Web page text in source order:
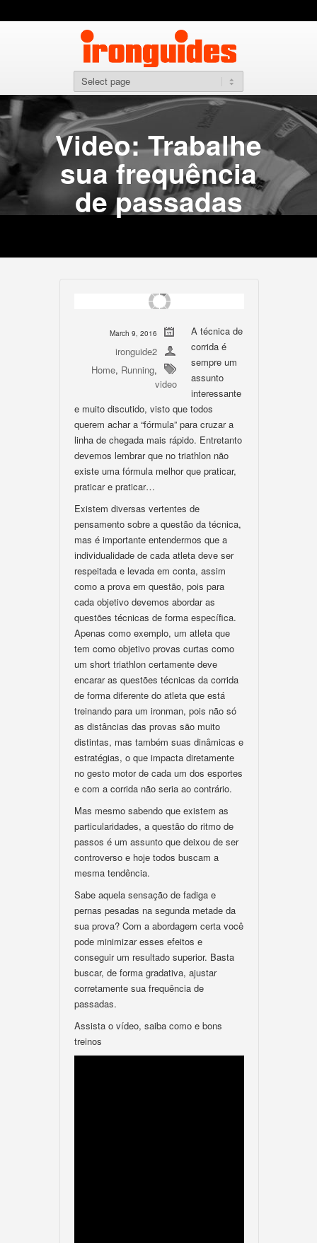
Video: Trabalhe
sua frequência
de passadas
March 9, 2016
ironguide2
Home, Running,
video
A técnica de
corrida é
sempre um
assunto
interessante
e muito discutido, visto que todos
querem achar a “fórmula” para cruzar a
linha de chegada mais rápido. Entretanto
devemos lembrar que no triathlon não
existe uma fórmula melhor que praticar,
praticar e praticar…
Existem diversas vertentes de
pensamento sobre a questão da técnica,
mas é importante entendermos que a
individualidade de cada atleta deve ser
respeitada e levada em conta, assim
como a prova em questão, pois para
cada objetivo devemos abordar as
questões técnicas de forma específica.
Apenas como exemplo, um atleta que
tem como objetivo provas curtas como
um short triathlon certamente deve
encarar as questões técnicas da corrida
de forma diferente do atleta que está
treinando para um ironman, pois não só
as distâncias das provas são muito
distintas, mas também suas dinâmicas e
estratégias, o que impacta diretamente
no gesto motor de cada um dos esportes
e com a corrida não seria ao contrário.
Mas mesmo sabendo que existem as
particularidades, a questão do ritmo de
passos é um assunto que deixou de ser
controverso e hoje todos buscam a
mesma tendência.
Sabe aquela sensação de fadiga e
pernas pesadas na segunda metade da
sua prova? Com a abordagem certa você
pode minimizar esses efeitos e
conseguir um resultado superior. Basta
buscar, de forma gradativa, ajustar
corretamente sua frequência de
passadas.
Assista o vídeo, saiba como e bons
treinos